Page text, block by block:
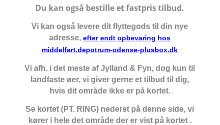
Du kan også bestille et fastpris tilbud.
Vi kan også levere dit flyttegods til din nye
adresse, efter endt opbevaring hos
middelfart.depotrum-odense-plusbox.dk
Vi afh. i det meste af Jylland & Fyn, dog kun til
landfaste øer, vi giver gerne et tilbud til dig,
hvis dit område ikke er på kortet.
Se kortet (PT. RING) nederst på denne side, vi
kører i hele det område der er vist på kortet .